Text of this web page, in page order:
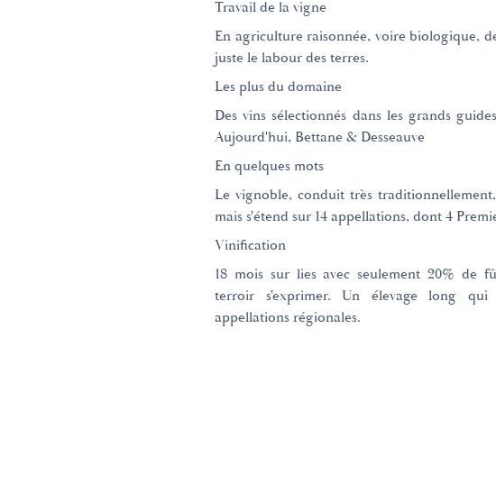
Travail de la vigne
En agriculture raisonnée, voire biologique,
juste le labour des terres.
Les plus du domaine
Des vins sélectionnés dans les grands
Aujourd'hui, Bettane & Desseauve
En quelques mots
Le vignoble, conduit très
mais s'étend sur 14 appellations, dont 4
Vinification
18 mois sur lies avec seulement 20% de
terroir s'exprimer. Un élevage long
appellations régionales.